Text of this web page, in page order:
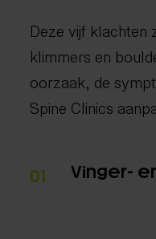
Deze vijf klachten
klimmers en
oorzaak, de
Spine Clinics
01 Vinger-